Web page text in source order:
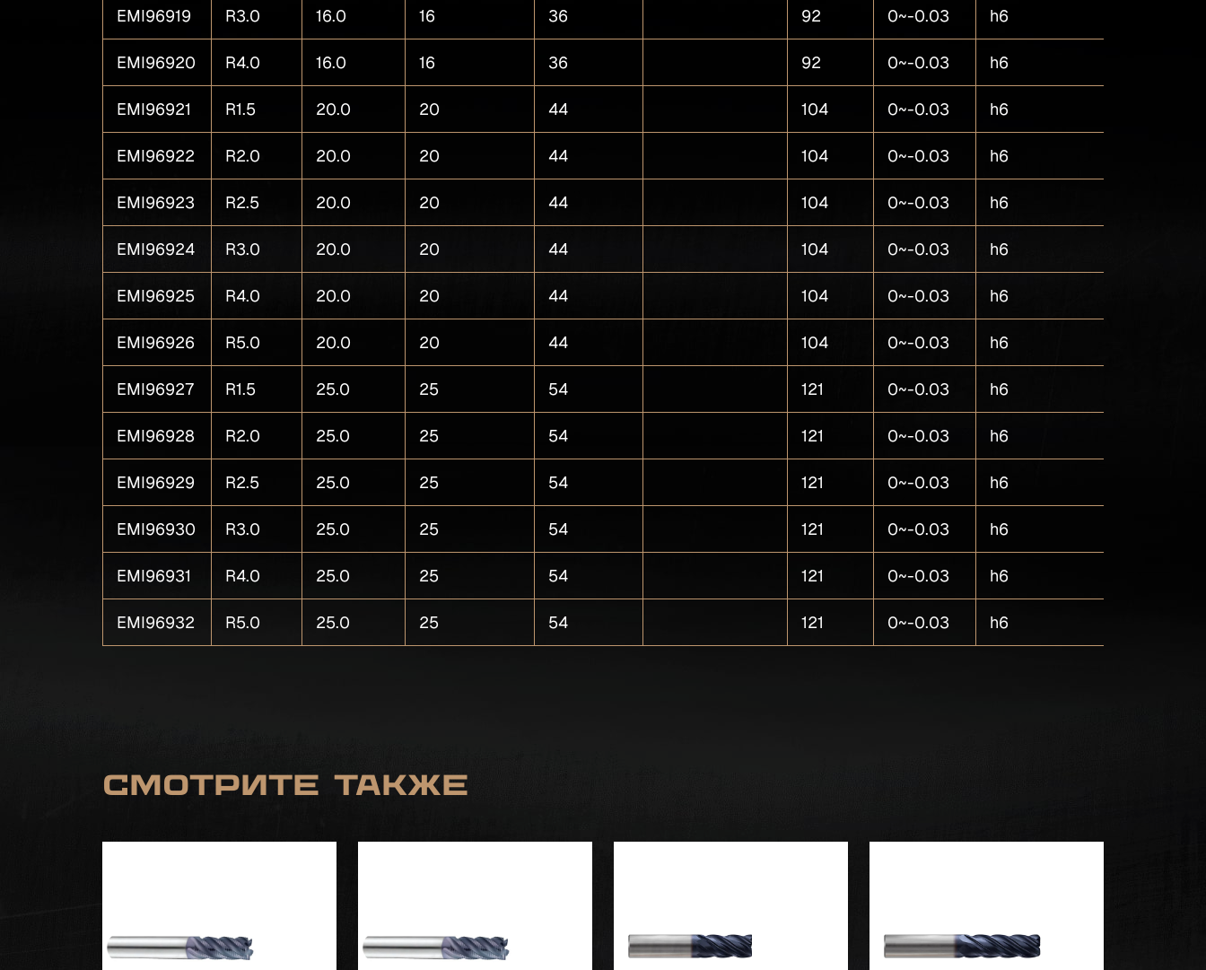
EMI96919 R3.0 16.0 16 36 92 0~-0.03 h6
EMI96920 R4.0 16.0 16 36 92 0~-0.03 h6
EMI96921 R1.5 20.0 20 44 104 0~-0.03 h6
EMI96922 R2.0 20.0 20 44 104 0~-0.03 h6
EMI96923 R2.5 20.0 20 44 104 0~-0.03 h6
EMI96924 R3.0 20.0 20 44 104 0~-0.03 h6
EMI96925 R4.0 20.0 20 44 104 0~-0.03 h6
EMI96926 R5.0 20.0 20 44 104 0~-0.03 h6
EMI96927 R1.5 25.0 25 54 121 0~-0.03 h6
EMI96928 R2.0 25.0 25 54 121 0~-0.03 h6
EMI96929 R2.5 25.0 25 54 121 0~-0.03 h6
EMI96930 R3.0 25.0 25 54 121 0~-0.03 h6
EMI96931 R4.0 25.0 25 54 121 0~-0.03 h6
EMI96932 R5.0 25.0 25 54 121 0~-0.03 h6
Смотрите также